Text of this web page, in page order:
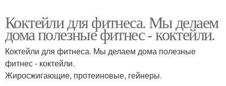
Коктейли для фитнеса. Мы делаем
дома полезные фитнес - коктейли.
Коктейли для фитнеса. Мы делаем дома полезные
фитнес - коктейли.
Жиросжигающие, протеиновые, гейнеры.